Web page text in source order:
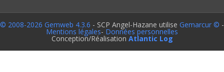
© 2008-2026 Gemweb 4.3.6 - SCP Angel-Hazane utilise Gemarcur © -
Mentions légales- Données personnelles
Conception/Réalisation Atlantic Log